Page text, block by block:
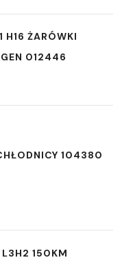
H16 ŻARÓWKI
012446
104380
L3H2 150KM